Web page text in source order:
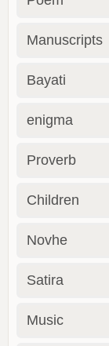
Manuscripts
Bayati
enigma
Proverb
Children
Novhe
Satira
Music